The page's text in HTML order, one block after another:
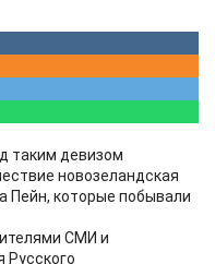
таким девизом
новозеландская
Пейн, которые побывали
СМИ и
Русского